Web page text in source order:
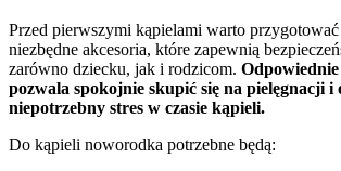
Przed pierwszymi kąpielami warto
niezbędne akcesoria, które zapewnią
zarówno dziecku, jak i rodzicom.
pozwala spokojnie skupić się na pielęgnacji i
niepotrzebny stres w czasie kąpieli.
Do kąpieli noworodka potrzebne będą: